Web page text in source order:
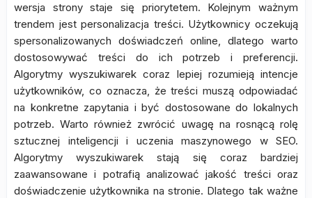
wersja strony staje się priorytetem. Kolejnym ważnym
trendem jest personalizacja treści. Użytkownicy oczekują
spersonalizowanych doświadczeń online, dlatego warto
dostosowywać treści do ich potrzeb i preferencji.
Algorytmy wyszukiwarek coraz lepiej rozumieją intencje
użytkowników, co oznacza, że treści muszą odpowiadać
na konkretne zapytania i być dostosowane do lokalnych
potrzeb. Warto również zwrócić uwagę na rosnącą rolę
sztucznej inteligencji i uczenia maszynowego w SEO.
Algorytmy wyszukiwarek stają się coraz bardziej
zaawansowane i potrafią analizować jakość treści oraz
doświadczenie użytkownika na stronie. Dlatego tak ważne